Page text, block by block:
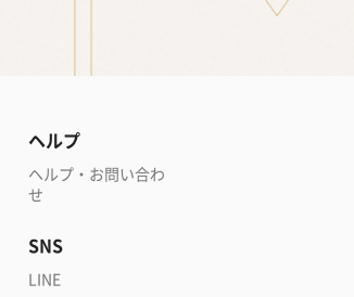
ヘルプ
ヘルプ・お問い合わ
せ
SNS
LINE